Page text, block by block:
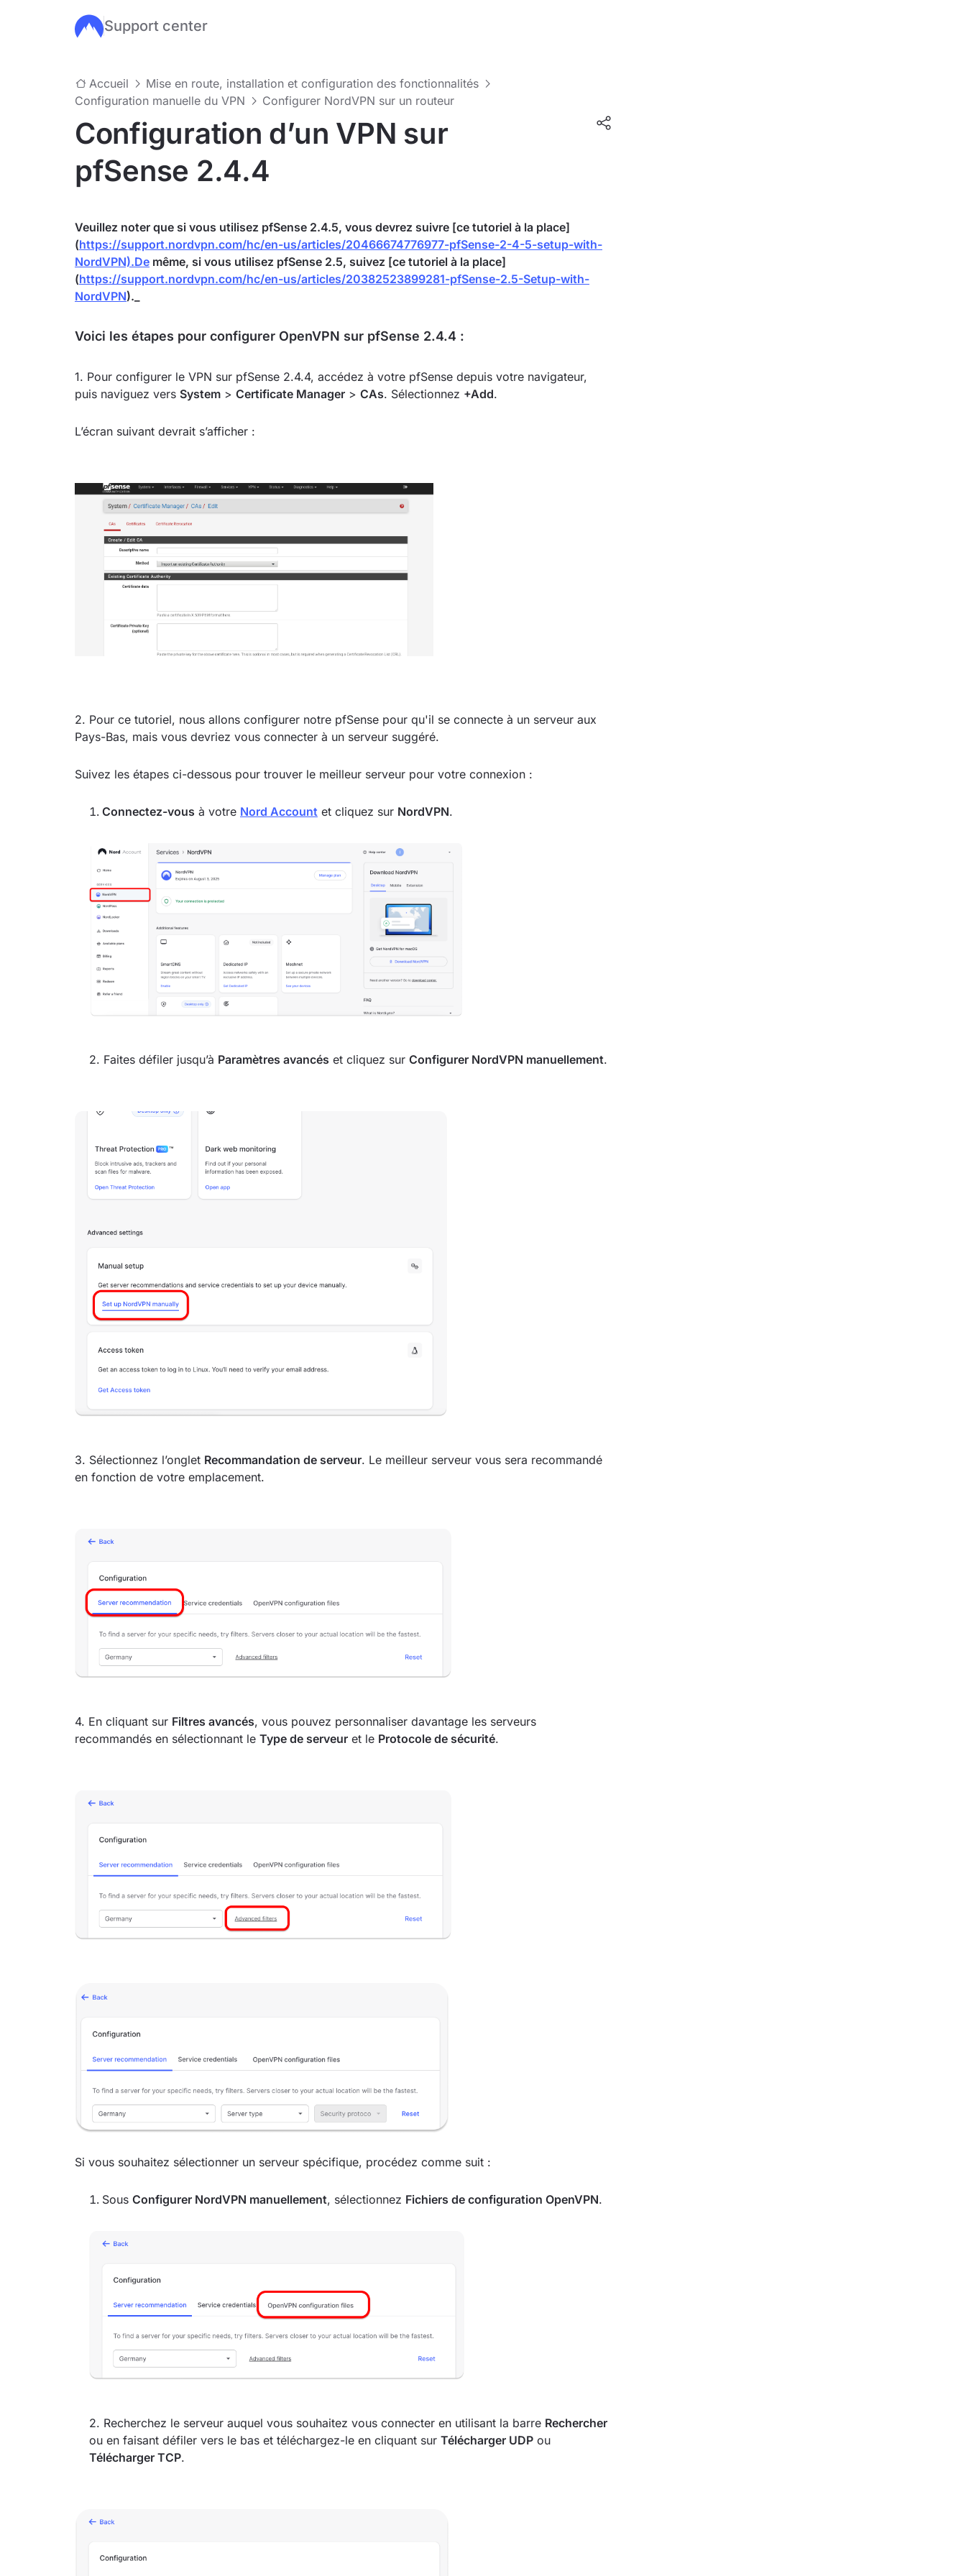
Passer au contenu principal
Support center
Accueil
Mise en route, installation et configuration des fonctionnalités
Configuration manuelle du VPN
Configurer NordVPN sur un routeur
Configuration d’un VPN sur
pfSense 2.4.4
Veuillez noter que si vous utilisez pfSense 2.4.5, vous devrez suivre [ce tutoriel à la place]
(https://support.nordvpn.com/hc/en-us/articles/20466674776977-pfSense-2-4-5-setup-with-
NordVPN).De même, si vous utilisez pfSense 2.5, suivez [ce tutoriel à la place]
(https://support.nordvpn.com/hc/en-us/articles/20382523899281-pfSense-2.5-Setup-with-
NordVPN)._
Voici les étapes pour configurer OpenVPN sur pfSense 2.4.4 :
1. Pour configurer le VPN sur pfSense 2.4.4, accédez à votre pfSense depuis votre navigateur,
puis naviguez vers System > Certificate Manager > CAs. Sélectionnez +Add.
L’écran suivant devrait s’afficher :
2. Pour ce tutoriel, nous allons configurer notre pfSense pour qu'il se connecte à un serveur aux
Pays-Bas, mais vous devriez vous connecter à un serveur suggéré.
Suivez les étapes ci-dessous pour trouver le meilleur serveur pour votre connexion :
Connectez-vous à votre Nord Account et cliquez sur NordVPN.
2. Faites défiler jusqu’à Paramètres avancés et cliquez sur Configurer NordVPN manuellement.
3. Sélectionnez l’onglet Recommandation de serveur. Le meilleur serveur vous sera recommandé
en fonction de votre emplacement.
4. En cliquant sur Filtres avancés, vous pouvez personnaliser davantage les serveurs
recommandés en sélectionnant le Type de serveur et le Protocole de sécurité.
Si vous souhaitez sélectionner un serveur spécifique, procédez comme suit :
Sous Configurer NordVPN manuellement, sélectionnez Fichiers de configuration OpenVPN.
2. Recherchez le serveur auquel vous souhaitez vous connecter en utilisant la barre Rechercher
ou en faisant défiler vers le bas et téléchargez-le en cliquant sur Télécharger UDP ou
Télécharger TCP.